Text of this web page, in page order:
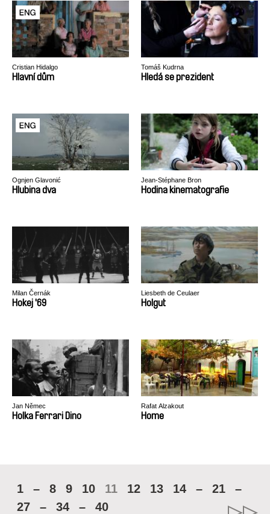
Cristian Hidalgo
Hlavní dům
Tomáš Kudrna
Hledá se prezident
Ognjen Glavonić
Hlubina dva
Jean-Stéphane Bron
Hodina kinematografie
Milan Černák
Hokej '69
Liesbeth de Ceulaer
Holgut
Jan Němec
Holka Ferrari Dino
Rafat Alzakout
Home
1 – 8 9 10 11 12 13 14 – 21
–
27
– 34 – 40